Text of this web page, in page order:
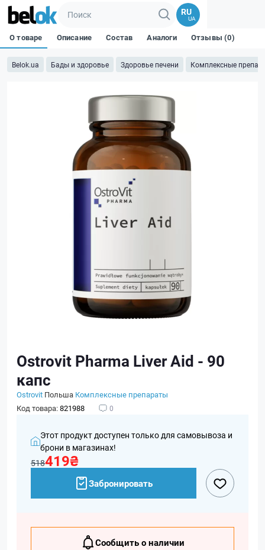
RU
UA
Belok.ua Бады и здоровье Здоровье печени Комплексные
О товаре Описание Состав Аналоги Отзывы (0)
Ostrovit Pharma Liver Aid - 90
капс
Ostrovit Польша Комплексные препараты
Код товара:821988 0
Этот продукт доступен только для самовывоза и
брони в магазинах!
518419₴
Забронировать
Сообщить о наличии